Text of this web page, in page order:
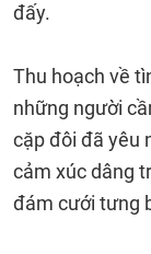
đấy.
Thu hoạch về
những người
cặp đôi đã yêu
cảm xúc dâng
đám cưới tưng